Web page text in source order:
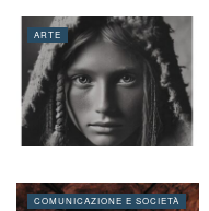
ARTE
COMUNICAZIONE E SOCIETÀ